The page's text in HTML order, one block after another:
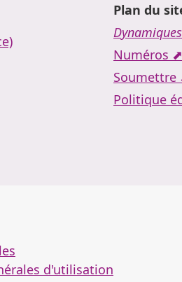
Plan du
Numéros ⬈
Soumettre
Politique
d'utilisation